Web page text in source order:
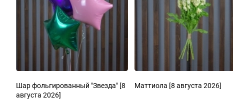
Шар фольгированный "Звезда" [8
августа 2026]
Маттиола [8 августа 2026]